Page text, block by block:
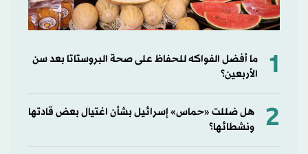
1
ما أفضل الفواكه للحفاظ على صحة البروستاتا بعد سن
الأربعين؟
2
هل ضللت «حماس» إسرائيل بشأن اغتيال بعض قادتها
ونشطائها؟